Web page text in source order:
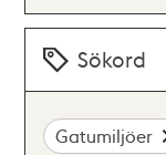
Sökord
Gatumiljöer